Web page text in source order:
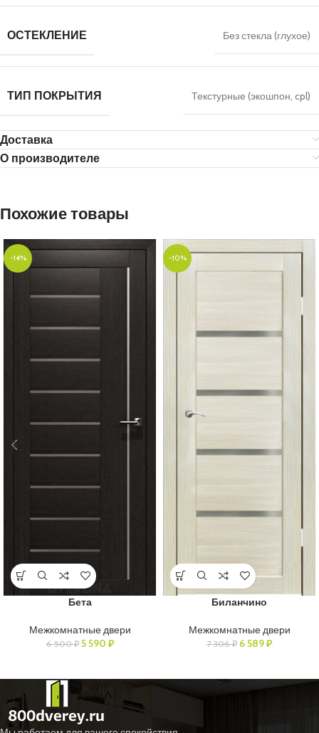
ОСТЕКЛЕНИЕ Без стекла (глухое)
ТИП ПОКРЫТИЯ Текстурные (экошпон, cpl)
Доставка
О производителе
Похожие товары
-14%
Бета
Межкомнатные двери
6 500₽ 5 590 ₽
-10%
Биланчино
Межкомнатные двери
7 306₽ 6 589₽